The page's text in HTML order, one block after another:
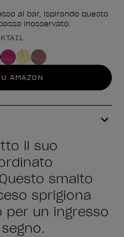
al bar, ispirando questo
inosservato.
AMAZON
il suo
smalto
sprigiona
per un ingresso